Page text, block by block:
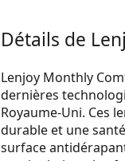
Détails de
Lenjoy Monthly
dernières
Royaume-Uni. Ces
durable et une
surface